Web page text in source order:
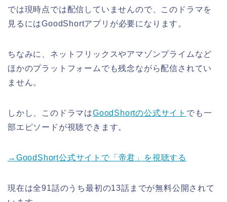
では現時点では配信していませんので、このドラマを
見るにはGoodShortアプリが必要になります。
ちなみに、ネットフリックスやアマゾンプライムなど
ほかのプラットフォームでも残念ながら配信されてい
ません。
しかし、このドラマはGoodShortの公式サイト でも一
部エピソードが視聴できます。
→GoodShort公式サイトで「帝君」を視聴する
現在は全91話のうち最初の13話までが無料公開されて